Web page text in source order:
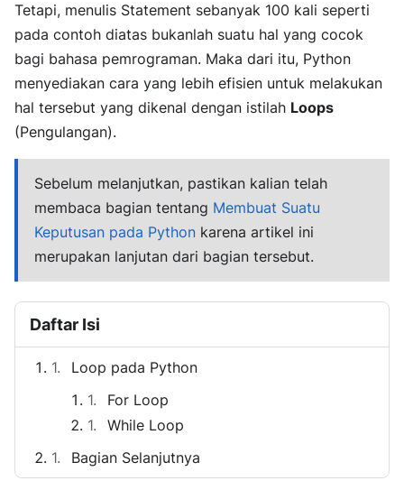
Tetapi, menulis Statement sebanyak 100 kali seperti
pada contoh diatas bukanlah suatu hal yang cocok
bagi bahasa pemrograman. Maka dari itu, Python
menyediakan cara yang lebih efisien untuk melakukan
hal tersebut yang dikenal dengan istilah Loops
(Pengulangan).
Sebelum melanjutkan, pastikan kalian telah
membaca bagian tentang Membuat Suatu
Keputusan pada Python karena artikel ini
merupakan lanjutan dari bagian tersebut.
Daftar Isi
Loop pada Python
For Loop
While Loop
Bagian Selanjutnya